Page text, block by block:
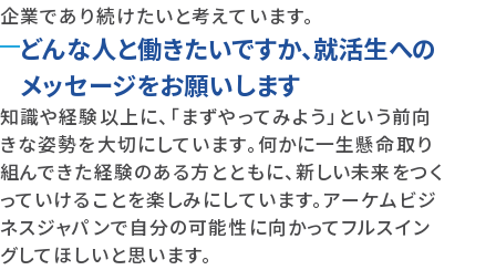
企業であり続けたいと考えています。
どんな人と働きたいですか、就活生への
メッセージをお願いします
知識や経験以上に、「まずやってみよう」という前向
きな姿勢を大切にしています。何かに一生懸命取り
組んできた経験のある方とともに、新しい未来をつく
っていけることを楽しみにしています。アーケムビジ
ネスジャパンで自分の可能性に向かってフルスイン
グしてほしいと思います。